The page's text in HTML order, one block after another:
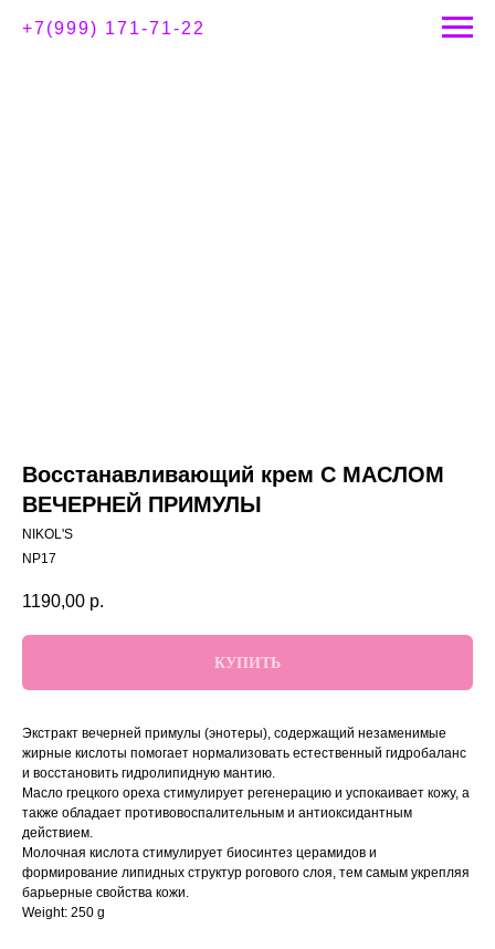
+7(999) 171-71-22
Восстанавливающий крем С МАСЛОМ
ВЕЧЕРНЕЙ ПРИМУЛЫ
NIKOL'S
NP17
1190,00 р.
КУПИТЬ
Экстракт вечерней примулы (энотеры), содержащий незаменимые
жирные кислоты помогает нормализовать естественный гидробаланс
и восстановить гидролипидную мантию.
Масло грецкого ореха стимулирует регенерацию и успокаивает кожу, а
также обладает противовоспалительным и антиоксидантным
действием.
Молочная кислота стимулирует биосинтез церамидов и
формирование липидных структур рогового слоя, тем самым укрепляя
барьерные свойства кожи.
Weight: 250 g